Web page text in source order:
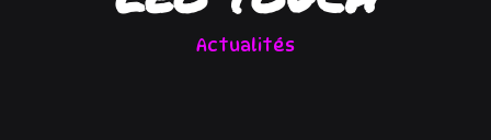
Actualités